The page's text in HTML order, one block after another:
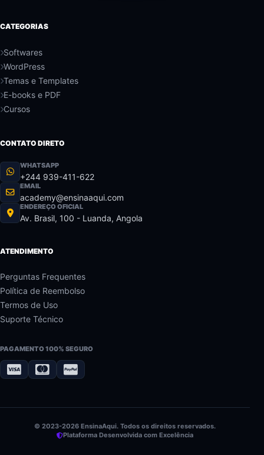
CATEGORIAS
Softwares
WordPress
Temas e Templates
E-books e PDF
Cursos
CONTATO DIRETO
WHATSAPP
+244 939-411-622
EMAIL
academy@ensinaaqui.com
ENDEREÇO OFICIAL
Av. Brasil, 100 - Luanda, Angola
ATENDIMENTO
Perguntas Frequentes
Política de Reembolso
Termos de Uso
Suporte Técnico
PAGAMENTO 100% SEGURO
© 2023-2026 EnsinaAqui. Todos os direitos reservados.
Plataforma Desenvolvida com Excelência